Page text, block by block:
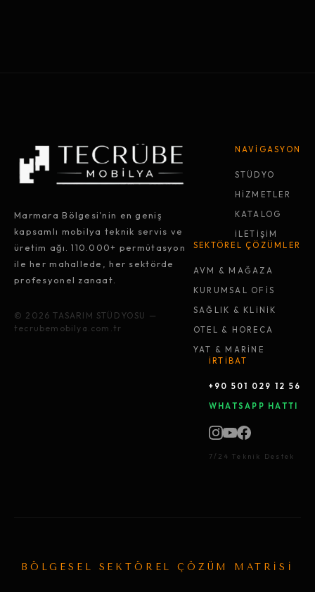
Marmara Bölgesi'nin en geniş
kapsamlı mobilya teknik servis ve
üretim ağı. 110.000+ permütasyon
ile her mahallede, her sektörde
profesyonel zanaat.
© 2026 TASARIM STÜDYOSU —
tecrubemobilya.com.tr
NAVİGASYON
STÜDYO
HİZMETLER
KATALOG
İLETİŞİM
SEKTÖREL ÇÖZÜMLER
AVM & MAĞAZA
KURUMSAL OFİS
SAĞLIK & KLİNİK
OTEL & HORECA
YAT & MARİNE
İRTİBAT
+90 501 029 12 56
WHATSAPP HATTI
7/24 Teknik Destek
BÖLGESEL SEKTÖREL ÇÖZÜM MATRİSİ